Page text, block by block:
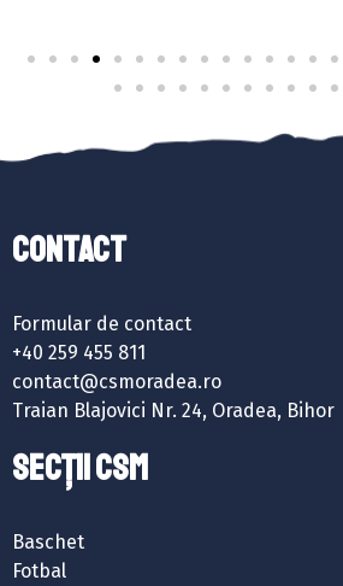
Contact
Formular de contact
+40 259 455 811
contact@csmoradea.ro
Traian Blajovici Nr. 24, Oradea, Bihor
SECȚII CSM
Baschet
Fotbal